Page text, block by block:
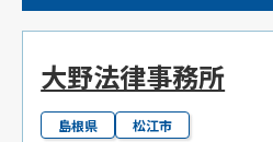
大野法律事務所
島根県 松江市